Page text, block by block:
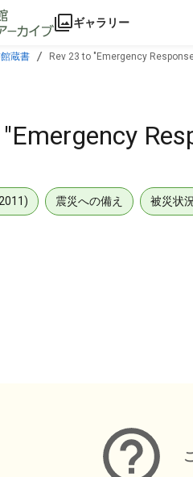
ギャラリー
蔵書 Rev 23 to "Emergency
震災への備え 被災状況